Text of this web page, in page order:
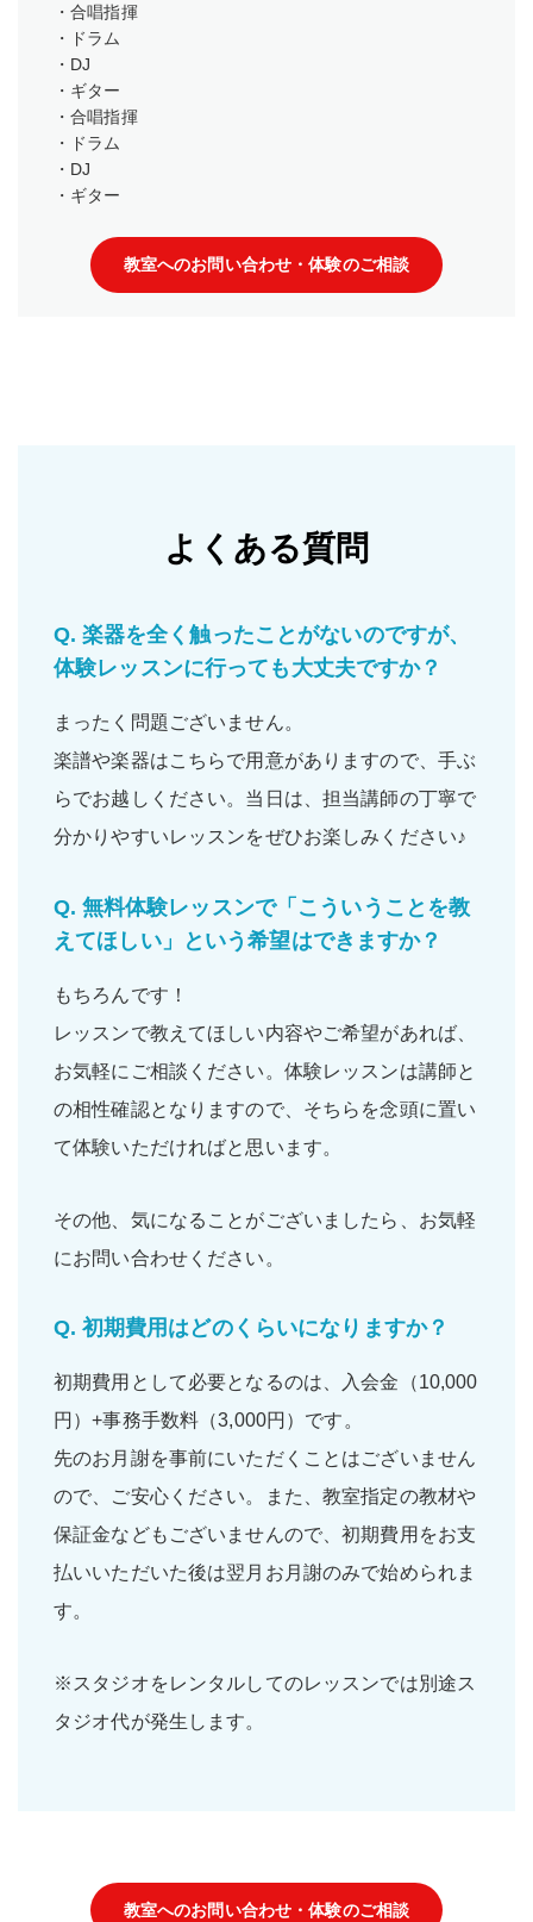
・合唱指揮
・ドラム
・DJ
・ギター
・合唱指揮
・ドラム
・DJ
・ギター
教室へのお問い合わせ・体験のご相談
よくある質問
Q. 楽器を全く触ったことがないのですが、
体験レッスンに行っても大丈夫ですか？
まったく問題ございません。
楽譜や楽器はこちらで用意がありますので、手ぶ
らでお越しください。当日は、担当講師の丁寧で
分かりやすいレッスンをぜひお楽しみください♪
Q. 無料体験レッスンで「こういうことを教
えてほしい」という希望はできますか？
もちろんです！
レッスンで教えてほしい内容やご希望があれば、
お気軽にご相談ください。体験レッスンは講師と
の相性確認となりますので、そちらを念頭に置い
て体験いただければと思います。
その他、気になることがございましたら、お気軽
にお問い合わせください。
Q. 初期費用はどのくらいになりますか？
初期費用として必要となるのは、入会金（10,000
円）+事務手数料（3,000円）です。
先のお月謝を事前にいただくことはございません
ので、ご安心ください。また、教室指定の教材や
保証金などもございませんので、初期費用をお支
払いいただいた後は翌月お月謝のみで始められま
す。
※スタジオをレンタルしてのレッスンでは別途ス
タジオ代が発生します。
教室へのお問い合わせ・体験のご相談